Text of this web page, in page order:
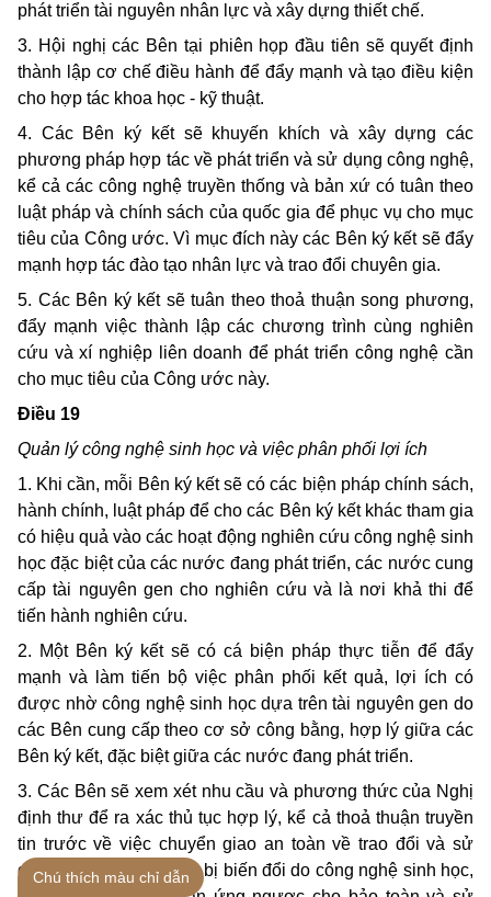
phát triển tài nguyên nhân lực và xây dựng thiết chế.
3. Hội nghị các Bên tại phiên họp đầu tiên sẽ quyết định
thành lập cơ chế điều hành để đẩy mạnh và tạo điều kiện
cho hợp tác khoa học - kỹ thuật.
4. Các Bên ký kết sẽ khuyến khích và xây dựng các
phương pháp hợp tác về phát triển và sử dụng công nghệ,
kể cả các công nghệ truyền thống và bản xứ có tuân theo
luật pháp và chính sách của quốc gia để phục vụ cho mục
tiêu của Công ước. Vì mục đích này các Bên ký kết sẽ đẩy
mạnh hợp tác đào tạo nhân lực và trao đổi chuyên gia.
5. Các Bên ký kết sẽ tuân theo thoả thuận song phương,
đẩy mạnh việc thành lập các chương trình cùng nghiên
cứu và xí nghiệp liên doanh để phát triển công nghệ cần
cho mục tiêu của Công ước này.
Ðiều 19
Quản lý công nghệ sinh học và việc phân phối lợi ích
1. Khi cần, mỗi Bên ký kết sẽ có các biện pháp chính sách,
hành chính, luật pháp để cho các Bên ký kết khác tham gia
có hiệu quả vào các hoạt động nghiên cứu công nghệ sinh
học đặc biệt của các nước đang phát triển, các nước cung
cấp tài nguyên gen cho nghiên cứu và là nơi khả thi để
tiến hành nghiên cứu.
2. Một Bên ký kết sẽ có cá biện pháp thực tiễn để đẩy
mạnh và làm tiến bộ việc phân phối kết quả, lợi ích có
được nhờ công nghệ sinh học dựa trên tài nguyên gen do
các Bên cung cấp theo cơ sở công bằng, hợp lý giữa các
Bên ký kết, đặc biệt giữa các nước đang phát triển.
3. Các Bên sẽ xem xét nhu cầu và phương thức của Nghị
định thư để ra xác thủ tục hợp lý, kể cả thoả thuận truyền
tin trước về việc chuyển giao an toàn về trao đổi và sử
dụng mọi sinh vật sống bị biến đổi do công nghệ sinh học,
Chú thích màu chỉ dẫn